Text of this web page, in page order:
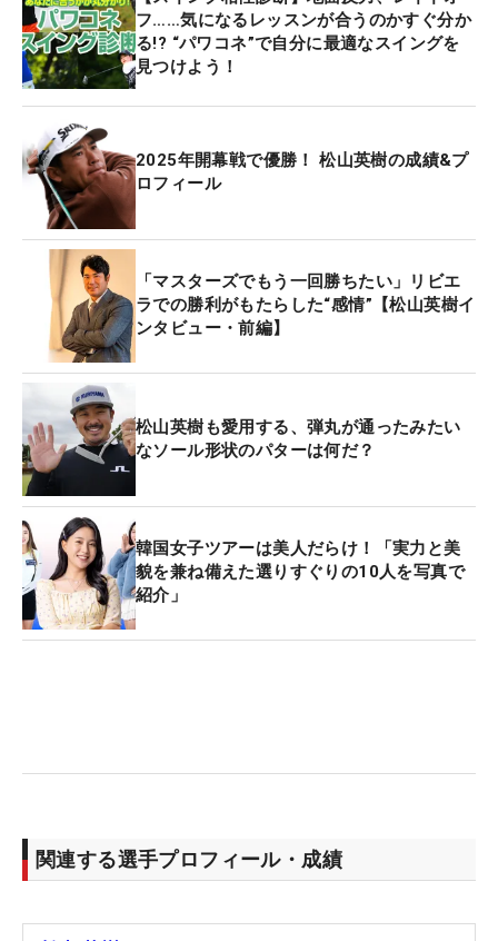
フ……気になるレッスンが合うのかすぐ分か
る!? “パワコネ”で自分に最適なスイングを
見つけよう！
2025年開幕戦で優勝！ 松山英樹の成績&プ
ロフィール
「マスターズでもう一回勝ちたい」リビエ
ラでの勝利がもたらした“感情”【松山英樹イ
ンタビュー・前編】
松山英樹も愛用する、弾丸が通ったみたい
なソール形状のパターは何だ？
韓国女子ツアーは美人だらけ！「実力と美
貌を兼ね備えた選りすぐりの10人を写真で
紹介」
関連する選手プロフィール・成績